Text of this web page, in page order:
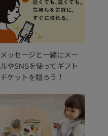
メッセージと一緒にメー
ルやSNSを使ってギフト
チケットを贈ろう！